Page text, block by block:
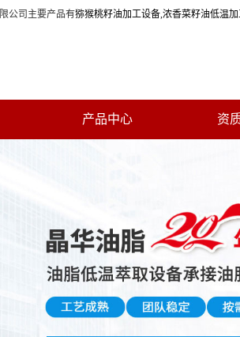
公司主要产品有猕猴桃籽油加工设备,浓香菜籽油低温
产品中心 资